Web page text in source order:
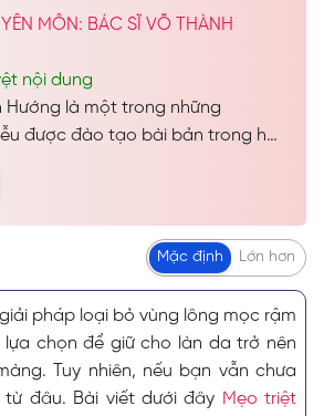
MÔN: BÁC SĨ VÕ THÀNH
nội dung
Hướng là một trong những
được đào tạo bài bản trong hệ
quy, tốt nghiệp Bác sĩ Đa
hàng loạt chứng chỉ chuyên môn
bác sĩ đã tích lũy được nhiều
quý báu trong lĩnh vực da liễu.
Mặc định Lớn hơn
giải pháp loại bỏ vùng lông mọc rậm
lựa chọn để giữ cho làn da trở nên
Tuy nhiên, nếu bạn vẫn chưa
đâu. Bài viết dưới đây Mẹo triệt